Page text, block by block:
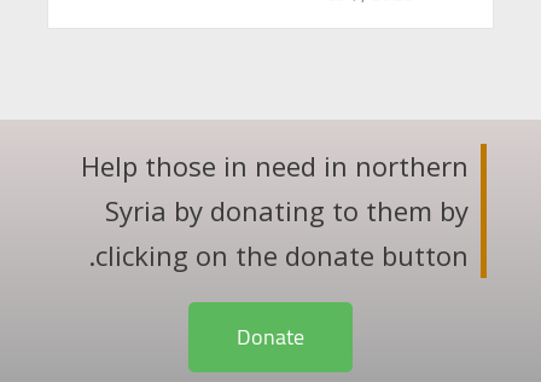
Help those in need in northern
Syria by donating to them by
clicking on the donate button.
Donate